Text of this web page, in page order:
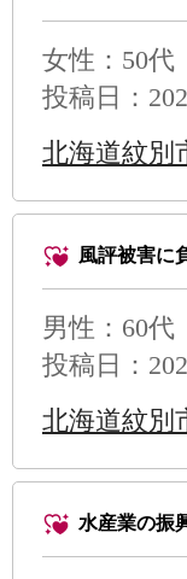
女性：50代
投稿日：
北海道紋別
風評被害に
男性 ：60代
投稿日：
北海道紋別
水産業の振